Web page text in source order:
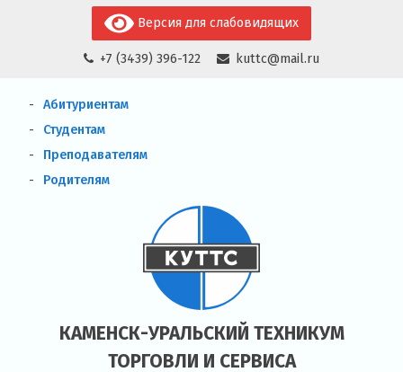
+7 (3439) 396-122 kuttc@mail.ru
Версия для слабовидящих
КАМЕНСК-УРАЛЬСКИЙ ТЕХНИКУМ
ТОРГОВЛИ И СЕРВИСА
Абитуриентам
Студентам
Преподавателям
Родителям